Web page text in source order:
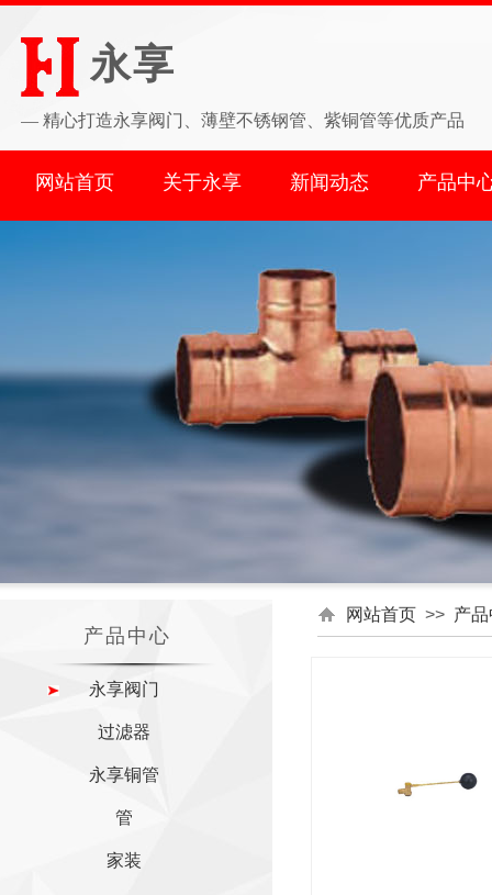
— 精心打造永享阀门、薄壁不锈钢管、紫铜管等优质产品
永享
网站首页 关于永享 新闻动态 产品中
网站首页 >> 产
产品中心
永享阀门
过滤器
永享铜管
管
家装